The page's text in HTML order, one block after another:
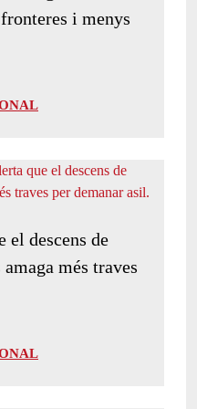
i menys
el descens de
més traves